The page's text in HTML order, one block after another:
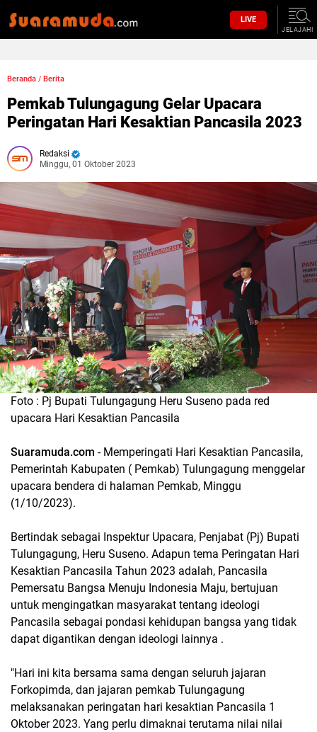
LIVE
JELAJAHI
Beranda / Berita
Pemkab Tulungagung Gelar Upacara
Peringatan Hari Kesaktian Pancasila 2023
Redaksi
Minggu, 01 Oktober 2023
Foto : Pj Bupati Tulungagung Heru Suseno pada red
upacara Hari Kesaktian Pancasila
Suaramuda.com - Memperingati Hari Kesaktian Pancasila,
Pemerintah Kabupaten ( Pemkab) Tulungagung menggelar
upacara bendera di halaman Pemkab, Minggu
(1/10/2023).
Bertindak sebagai Inspektur Upacara, Penjabat (Pj) Bupati
Tulungagung, Heru Suseno. Adapun tema Peringatan Hari
Kesaktian Pancasila Tahun 2023 adalah, Pancasila
Pemersatu Bangsa Menuju Indonesia Maju, bertujuan
untuk mengingatkan masyarakat tentang ideologi
Pancasila sebagai pondasi kehidupan bangsa yang tidak
dapat digantikan dengan ideologi lainnya .
"Hari ini kita bersama sama dengan seluruh jajaran
Forkopimda, dan jajaran pemkab Tulungagung
melaksanakan peringatan hari kesaktian Pancasila 1
Oktober 2023. Yang perlu dimaknai terutama nilai nilai